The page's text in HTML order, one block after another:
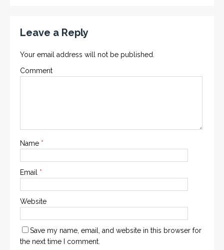
Leave a Reply
Your email address will not be published.
Comment
Name *
Email *
Website
Save my name, email, and website in this browser for
the next time I comment.